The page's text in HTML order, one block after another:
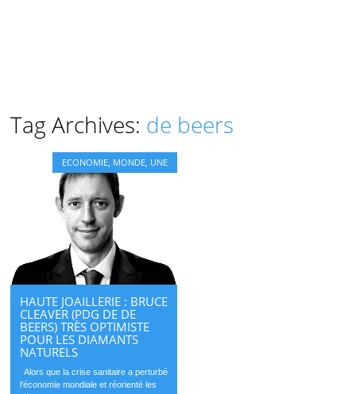
Tag Archives: de beers
ECONOMIE MONDE UNE
HAUTE JOAILLERIE : BRUCE
CLEAVER (PDG DE DE
BEERS) TRÈS OPTIMISTE
POUR LES DIAMANTS
NATURELS
Alors que la crise sanitaire a perturbé
l’économie mondiale et réorienté les